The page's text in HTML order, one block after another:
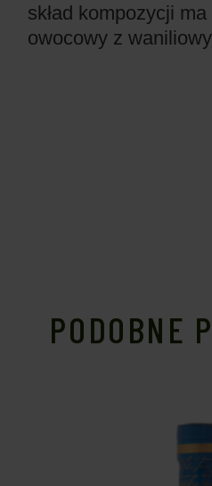
skład kompozycji
owocowy z
PODOBNE